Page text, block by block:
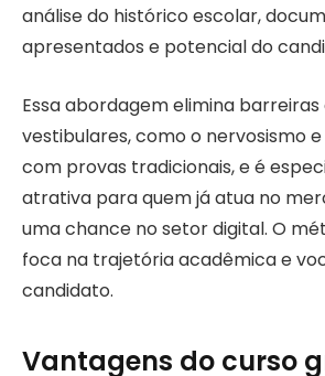
análise do histórico escolar,
apresentados e potencial do
Essa abordagem elimina
vestibulares, como o nervosismo
com provas tradicionais, e é
atrativa para quem já atua no
uma chance no setor digital. O
foca na trajetória acadêmica e
candidato.
Vantagens do curso